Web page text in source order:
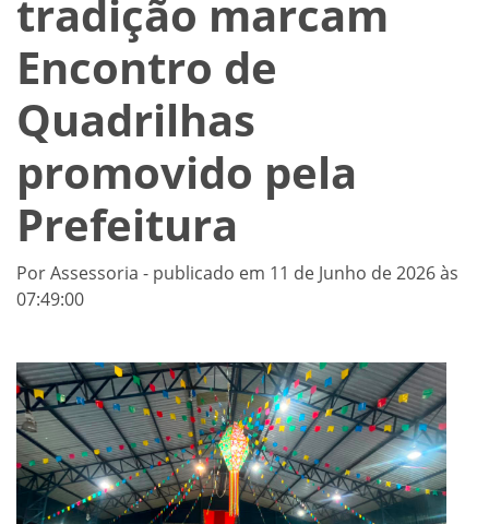
tradição marcam
Encontro de
Quadrilhas
promovido pela
Prefeitura
Por Assessoria - publicado em 11 de Junho de 2026 às
07:49:00